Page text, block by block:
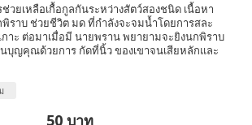
ช่วยเหลือเกื้อกูลกันระหว่างสัตว์สองชนิด เนื้อหา
ราบ ช่วยชีวิต มด ที่กำลังจะจมน้ำโดยการสละ
กาะ ต่อมาเมื่อมี นายพราน พยายามจะยิงนกพิราบ
บุญคุณด้วยการ กัดที่นิ้ว ของเขาจนเสียหลักและ
50 บาท